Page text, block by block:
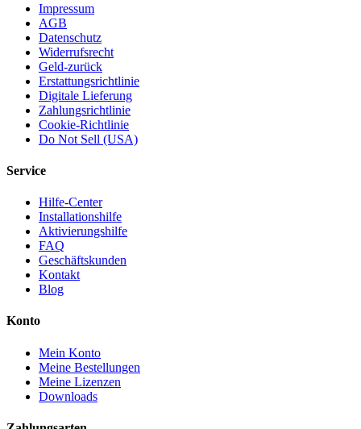
Impressum
AGB
Datenschutz
Widerrufsrecht
Geld-zurück
Erstattungsrichtlinie
Digitale Lieferung
Zahlungsrichtlinie
Cookie-Richtlinie
Do Not Sell (USA)
Service
Hilfe-Center
Installationshilfe
Aktivierungshilfe
FAQ
Geschäftskunden
Kontakt
Blog
Konto
Mein Konto
Meine Bestellungen
Meine Lizenzen
Downloads